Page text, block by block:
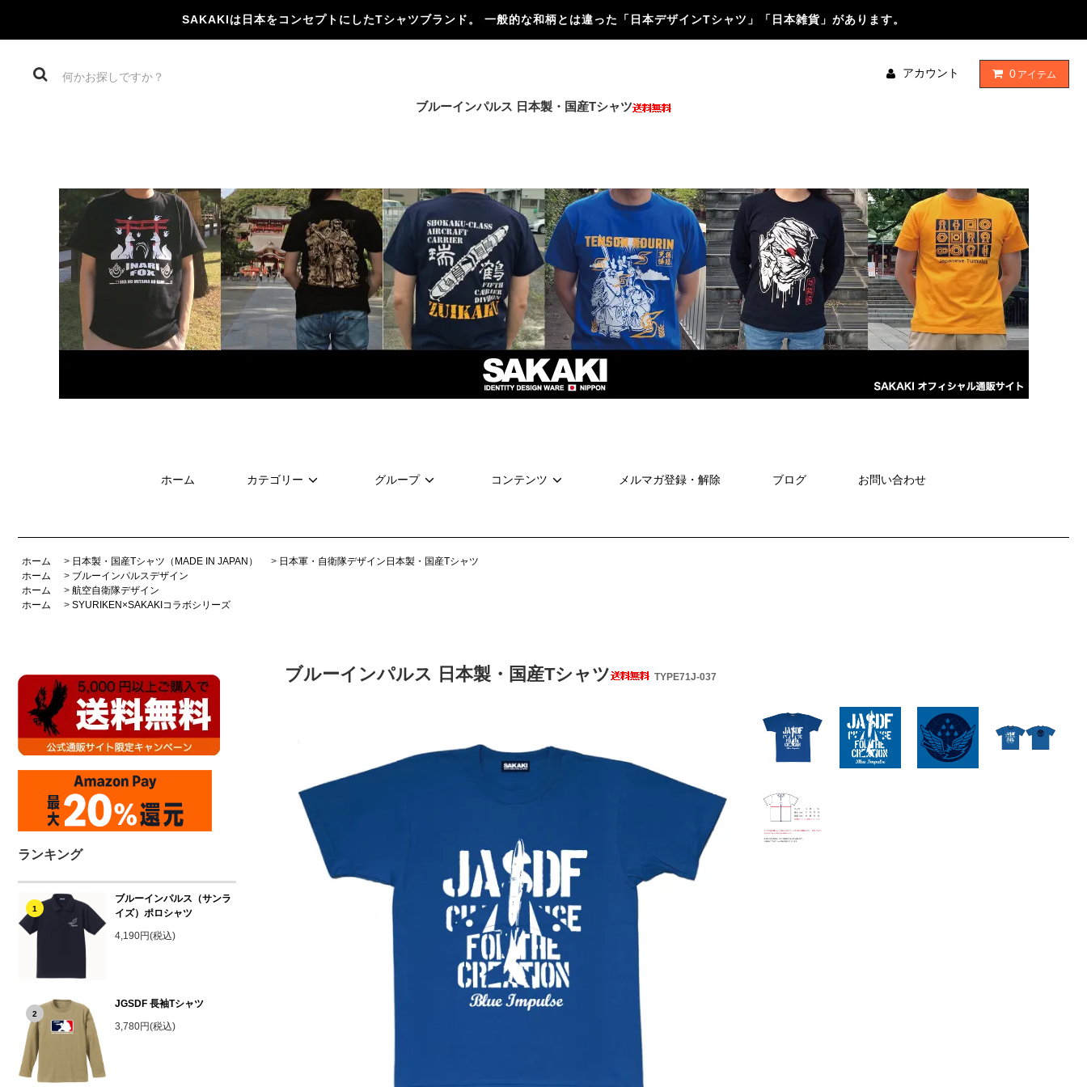
SAKAKIは日本をコンセプトにしたTシャツブランド。 一般的な和柄とは違った「日本デザインTシャツ」「日本雑貨」があります。
アカウント 0 アイテム
ブルーインパルス 日本製・国産Tシャツ
ホーム カテゴリー グループ コンテンツ メルマガ登録・解除 ブログ お問い合わせ
ホーム > 日本製・国産Tシャツ（MADE IN JAPAN） > 日本軍・自衛隊デザイン日本製・国産Tシャツ
ホーム
> ブルーインパルスデザイン
ホーム
> 航空自衛隊デザイン
ホーム
> SYURIKEN×SAKAKIコラボシリーズ
ランキング
1
ブルーインパルス（サンラ
イズ）ポロシャツ
4,190円(税込)
2
JGSDF 長袖Tシャツ
3,780円(税込)
ブルーインパルス 日本製・国産Tシャツ TYPE71J-037